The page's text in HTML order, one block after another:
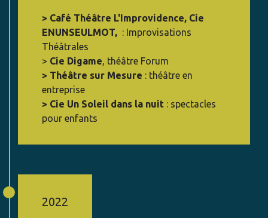
> Café Théâtre L'Improvidence, Cie
ENUNSEULMOT, : Improvisations
Théâtrales
> Cie Digame, théâtre Forum
> Théâtre sur Mesure : théâtre en
entreprise
> Cie Un Soleil dans la nuit : spectacles
pour enfants
2022